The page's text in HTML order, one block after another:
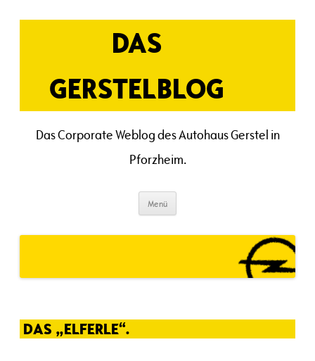
Inhalt
DAS
GERSTELBLOG
Das Corporate Weblog des Autohaus Gerstel in
Pforzheim.
Menü
DAS „ELFERLE“.